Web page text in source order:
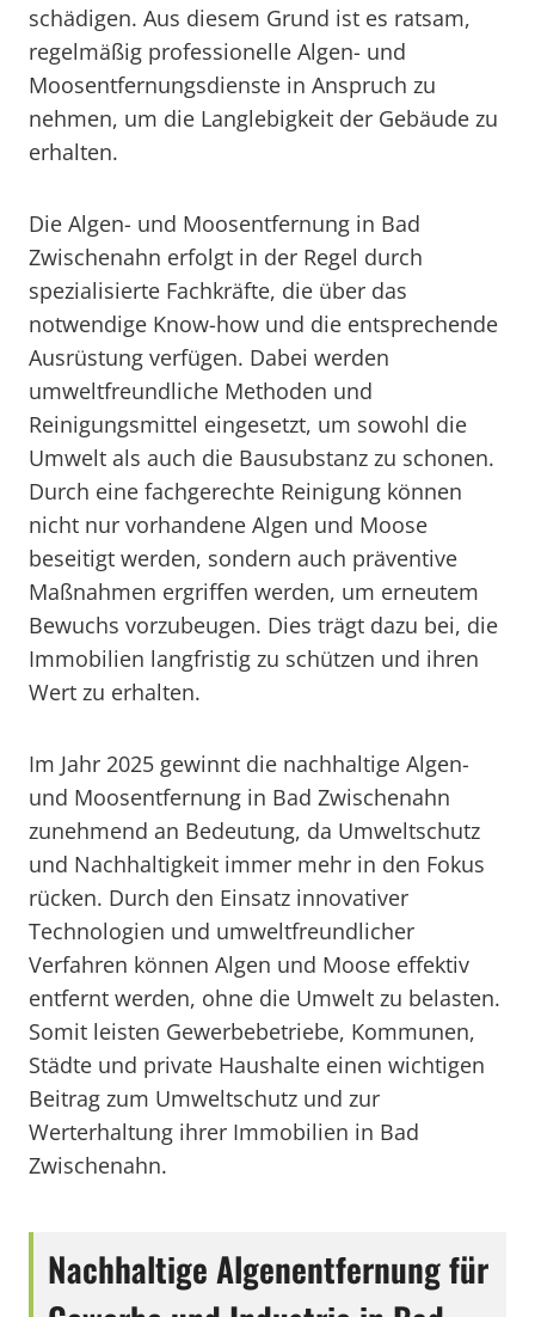
schädigen. Aus diesem Grund ist es ratsam,
regelmäßig professionelle Algen- und
Moosentfernungsdienste in Anspruch zu
nehmen, um die Langlebigkeit der Gebäude zu
erhalten.
Die Algen- und Moosentfernung in Bad
Zwischenahn erfolgt in der Regel durch
spezialisierte Fachkräfte, die über das
notwendige Know-how und die entsprechende
Ausrüstung verfügen. Dabei werden
umweltfreundliche Methoden und
Reinigungsmittel eingesetzt, um sowohl die
Umwelt als auch die Bausubstanz zu schonen.
Durch eine fachgerechte Reinigung können
nicht nur vorhandene Algen und Moose
beseitigt werden, sondern auch präventive
Maßnahmen ergriffen werden, um erneutem
Bewuchs vorzubeugen. Dies trägt dazu bei, die
Immobilien langfristig zu schützen und ihren
Wert zu erhalten.
Im Jahr 2025 gewinnt die nachhaltige Algen-
und Moosentfernung in Bad Zwischenahn
zunehmend an Bedeutung, da Umweltschutz
und Nachhaltigkeit immer mehr in den Fokus
rücken. Durch den Einsatz innovativer
Technologien und umweltfreundlicher
Verfahren können Algen und Moose effektiv
entfernt werden, ohne die Umwelt zu belasten.
Somit leisten Gewerbebetriebe, Kommunen,
Städte und private Haushalte einen wichtigen
Beitrag zum Umweltschutz und zur
Werterhaltung ihrer Immobilien in Bad
Zwischenahn.
Nachhaltige Algenentfernung für